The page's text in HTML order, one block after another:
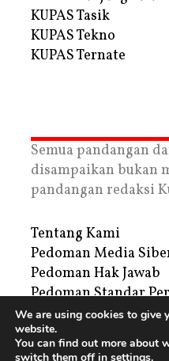
KUPAS Tasik
KUPAS Tekno
KUPAS Ternate
Semua pandangan
disampaikan bukan
pandangan redaksi
Tentang Kami
Pedoman Media
Pedoman Hak Jawab
Pedoman Standar
Privacy Policy
Periklanan
We are using cookies to give
website.
You can find out more about
switch them off in settings.